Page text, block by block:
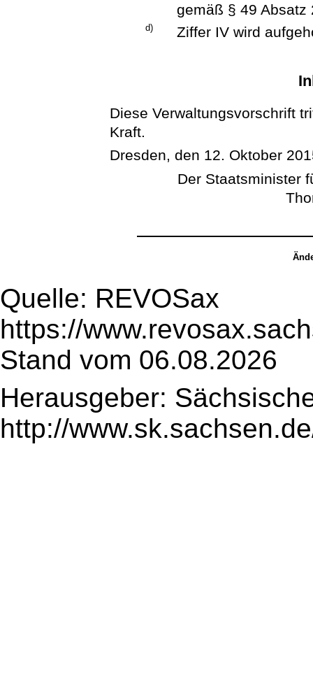
gemäß § 49 Absatz
d) Ziffer IV wird
Diese Verwaltungsvorschrift
Kraft.
Dresden, den 12. Oktober
Der Staatsminister
Quelle: REVOSax
https://
Stand vom 06.08.2026
Herausgeber:
http://